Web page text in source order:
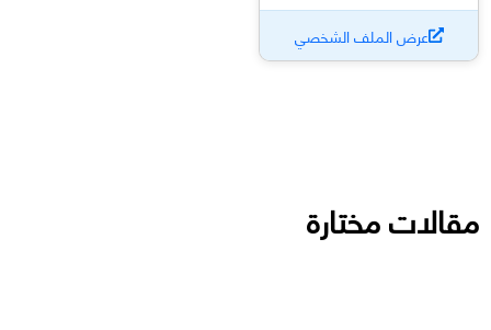
عرض الملف الشخصي
مقالات مختارة